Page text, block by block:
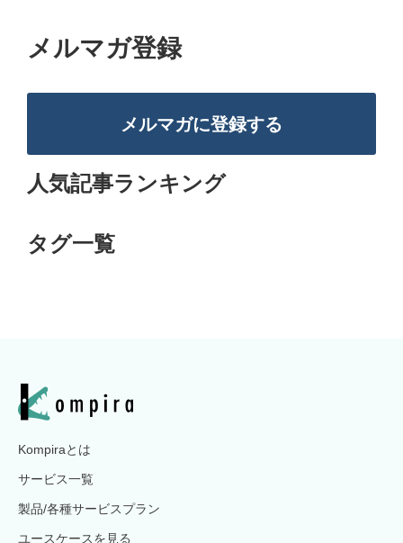
メルマガ登録
メルマガに登録する
人気記事ランキング
タグ一覧
Kompiraとは
サービス一覧
製品/各種サービスプラン
ユースケースを見る